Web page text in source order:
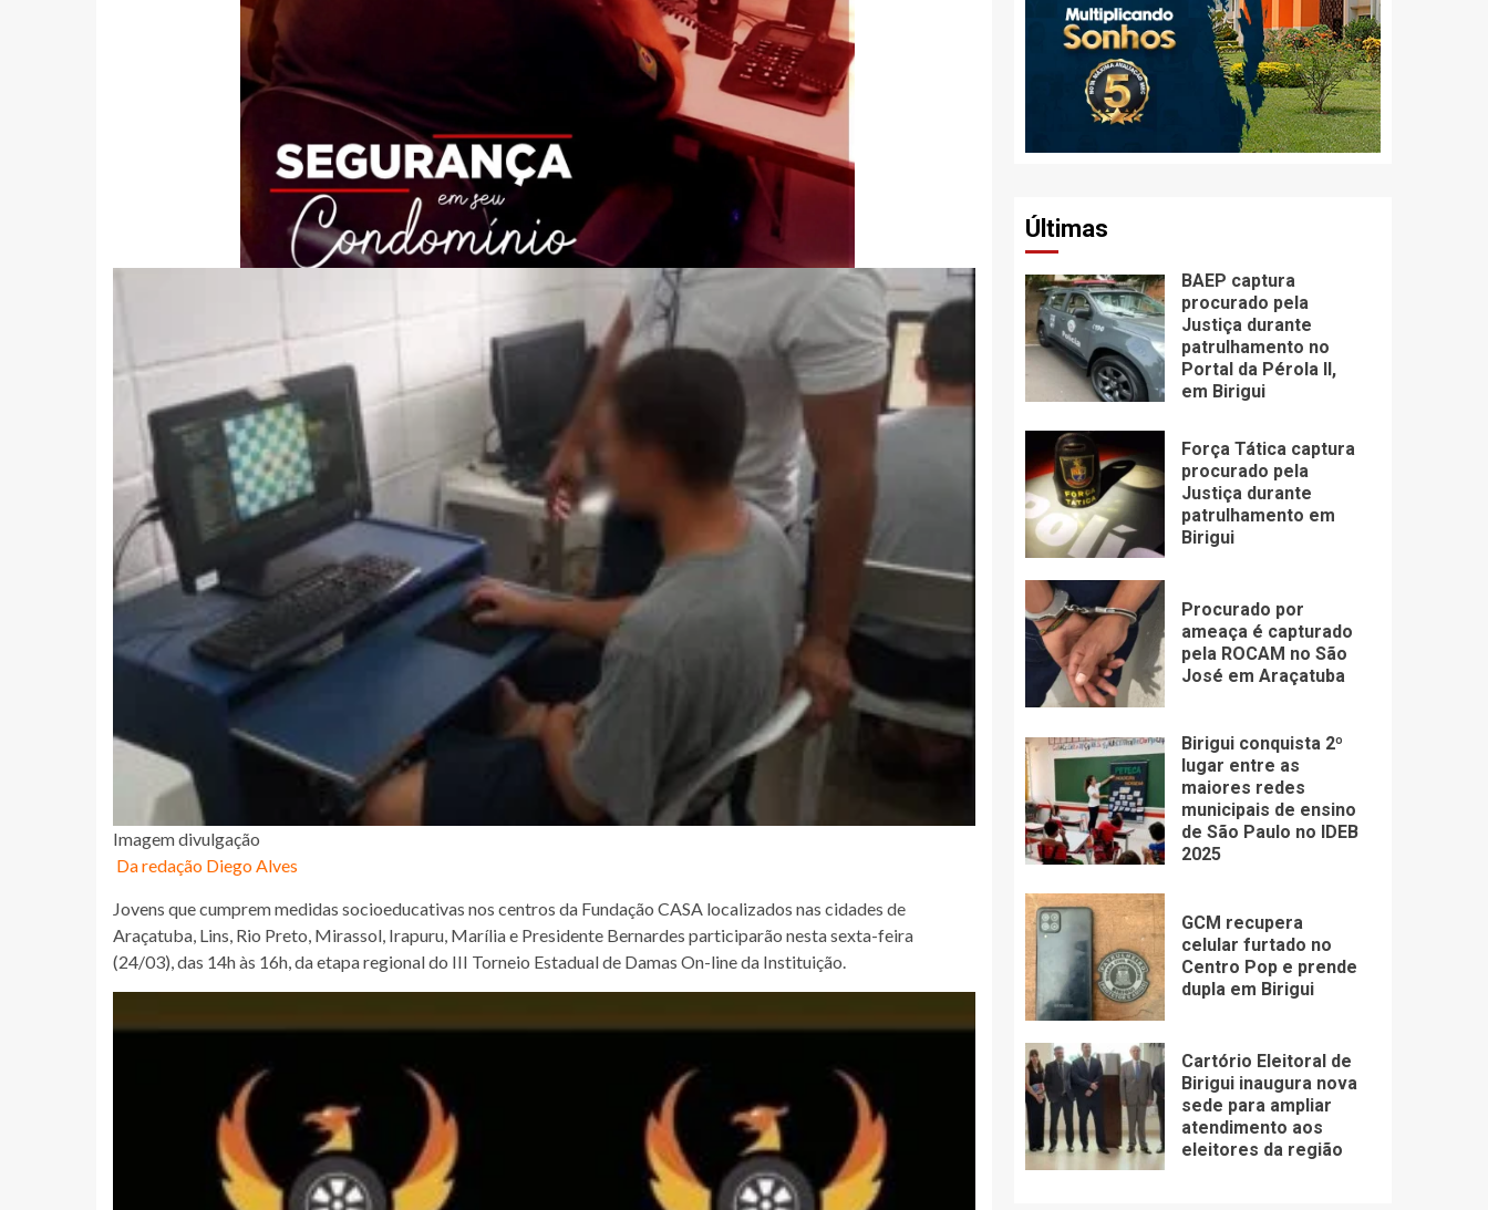
Imagem divulgação
Da redação Diego Alves
Jovens que cumprem medidas socioeducativas nos centros da Fundação CASA localizados nas cidades de
Araçatuba, Lins, Rio Preto, Mirassol, Irapuru, Marília e Presidente Bernardes participarão nesta sexta-feira
(24/03), das 14h às 16h, da etapa regional do III Torneio Estadual de Damas On-line da Instituição.
Últimas
BAEP captura
procurado pela
Justiça durante
patrulhamento no
Portal da Pérola ll,
em Birigui
Força Tática captura
procurado pela
Justiça durante
patrulhamento em
Birigui
Procurado por
ameaça é capturado
pela ROCAM no São
José em Araçatuba
Birigui conquista 2º
lugar entre as
maiores redes
municipais de ensino
de São Paulo no IDEB
2025
GCM recupera
celular furtado no
Centro Pop e prende
dupla em Birigui
Cartório Eleitoral de
Birigui inaugura nova
sede para ampliar
atendimento aos
eleitores da região